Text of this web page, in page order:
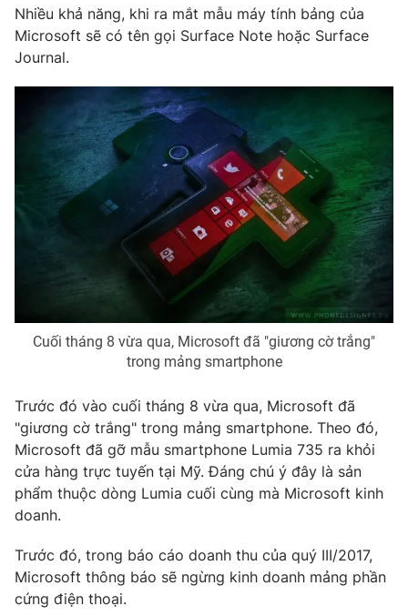
Thị trường 24h Tấm lòng Việt
Vươn mình bằng AI
VTV8
Liên hệ tòa soạn English
Cơ quan chủ quản: Đài Truyền hình Việt Nam
Cơ quan báo chí:
Thời báo VTV
Giấy phép hoạt động báo in và báo điện tử số 483/GP-BTTTT
cấp ngày 29/12/2023
Phó Tổng Biên tập:Nguyễn Thị Mỹ Hạnh, Phạm Quốc Thắng,
Nguyễn Trọng Ninh
Tổng đài VTV:024.38 355 931 - 024.38 355 932
Nhiều khả năng, khi ra mắt mẫu máy tính bảng của
Microsoft sẽ có tên gọi Surface Note hoặc Surface
Journal.
Cuối tháng 8 vừa qua, Microsoft đã "giương cờ trắng"
trong mảng smartphone
Trước đó vào cuối tháng 8 vừa qua, Microsoft đã
"giương cờ trắng" trong mảng smartphone. Theo đó,
Microsoft đã gỡ mẫu smartphone Lumia 735 ra khỏi
cửa hàng trực tuyến tại Mỹ. Đáng chú ý đây là sản
phẩm thuộc dòng Lumia cuối cùng mà Microsoft kinh
doanh.
Trước đó, trong báo cáo doanh thu của quý III/2017,
Microsoft thông báo sẽ ngừng kinh doanh mảng phần
cứng điện thoại.